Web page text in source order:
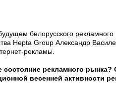
белорусского
Hepta Group Александр
рекламы.
состояние рекламного
весенней активности